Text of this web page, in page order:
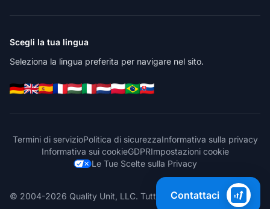
Scegli la tua lingua
Seleziona la lingua preferita per navigare nel sito.
Termini di servizioPolitica di sicurezzaInformativa sulla privacy
Informativa sui cookieGDPRImpostazioni cookie
Le Tue Scelte sulla Privacy
© 2004-2026 Quality Unit, LLC. Tutti i diritti riservati.
Contattaci